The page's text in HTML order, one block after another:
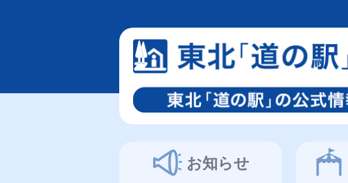
お知らせ